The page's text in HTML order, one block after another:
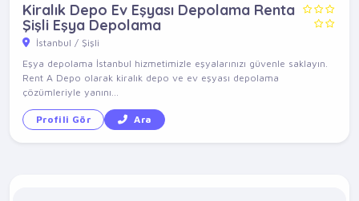
Kiralık Depo Ev Eşyası Depolama Renta
Şişli Eşya Depolama
İstanbul / Şişli
Eşya depolama İstanbul hizmetimizle eşyalarınızı güvenle saklayın.
Rent A Depo olarak kiralık depo ve ev eşyası depolama
çözümleriyle yanını...
Profili Gör Ara